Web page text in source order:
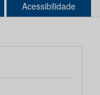
Acessibilidade